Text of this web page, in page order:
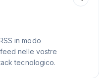
in modo
nelle vostre
tecnologico.